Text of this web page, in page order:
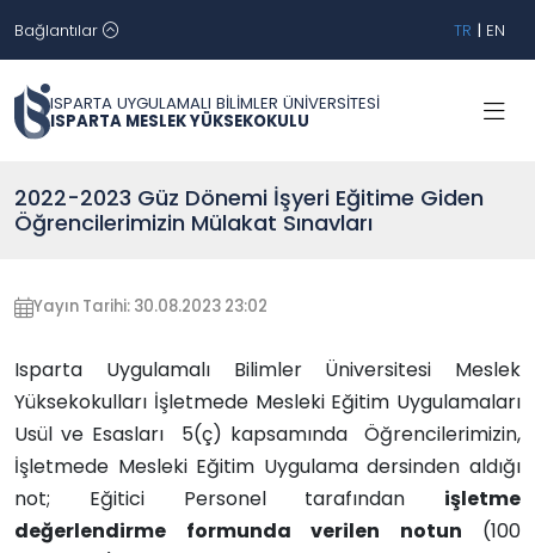
Bağlantılar TR | EN
ISPARTA UYGULAMALI BİLİMLER ÜNİVERSİTESİ
ISPARTA MESLEK YÜKSEKOKULU
2022-2023 Güz Dönemi İşyeri Eğitime Giden
Öğrencilerimizin Mülakat Sınavları
Yayın Tarihi: 30.08.2023 23:02
Isparta Uygulamalı Bilimler Üniversitesi Meslek
Yüksekokulları İşletmede Mesleki Eğitim Uygulamaları
Usül ve Esasları 5(ç) kapsamında Öğrencilerimizin,
İşletmede Mesleki Eğitim Uygulama dersinden aldığı
not; Eğitici Personel tarafından işletme
değerlendirme formunda verilen notun (100